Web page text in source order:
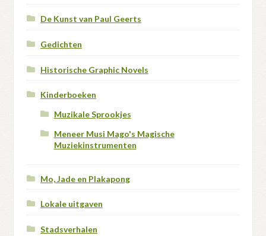
De Kunst van Paul Geerts
Gedichten
Historische Graphic Novels
Kinderboeken
Muzikale Sprookjes
Meneer Musi Mago's Magische
Muziekinstrumenten
Mo, Jade en Plakapong
Lokale uitgaven
Stadsverhalen